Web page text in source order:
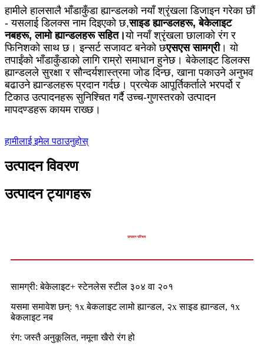
हामीले हालसालै भाँडाकुँडा ह्यान्डलको नयाँ श्रृंखला डिजाइन गरेका छौं
- यसलाई डिलक्स नाम दिइएको छ,साइड ह्यान्डलहरू, बेकेलाइट
नबहरू, लामो ह्यान्डलहरू सहित।यो नयाँ श्रृंखला छालाको रंग र
फिनिशको साथ छ। इन्सर्ट सजावट बनेको छएसएस सामग्री। यो
तपाईंको भाँडाकुँडाको लागि राम्रो समाधान हुनेछ। बेकेलाइट डिलक्स
ह्यान्डलले सुरक्षा र सौन्दर्यशास्त्रमा जोड दिन्छ, खाना पकाउने अनुभव
बढाउने ह्यान्डलहरू प्रदान गर्दछ। प्रत्येक आपूर्तिकर्ताले भरपर्दो र
टिकाउ उत्पादनहरू सुनिश्चित गर्दै उच्च-गुणस्तरको उत्पादन
मापदण्डहरू कायम राख्छ।
हामीलाई इमेल पठाउनुहोस्
उत्पादन विवरण
उत्पादन ट्यागहरू
उत्पादन परिचय
सामग्री: बेकेलाइट+ स्टेनलेस स्टील ३०४ वा २०१
यसमा समावेश छन्: १x बेकलाइट लामो ह्यान्डल, २x साइड ह्यान्डल, १x
बेकलाइट नब
रंग: जस्तै अनुकूलित, नमूना खैरो रंग हो